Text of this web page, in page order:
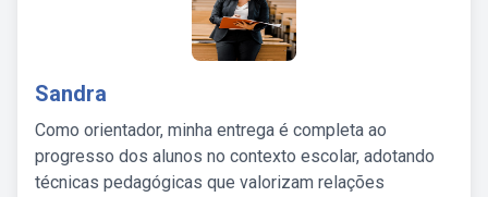
Sandra
Como orientador, minha entrega é completa ao
progresso dos alunos no contexto escolar, adotando
técnicas pedagógicas que valorizam relações